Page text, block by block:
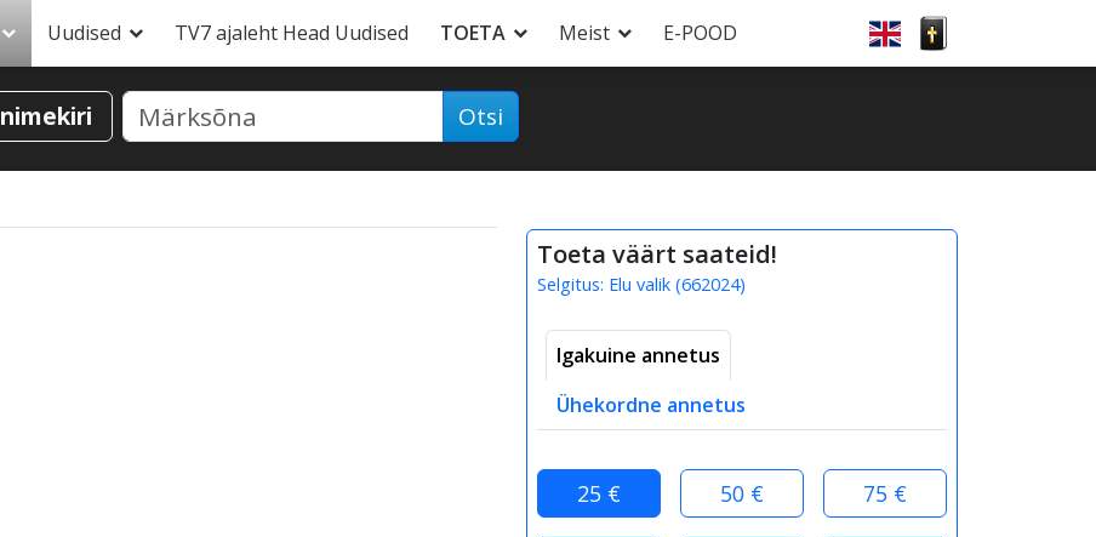
Uudised TV7 ajaleht Head Uudised TOETA Meist E-POOD
Otsi
Toeta väärt saateid!
Selgitus: Elu valik (662024)
Igakuine annetus
Ühekordne annetus
25 € 50 € 75 €